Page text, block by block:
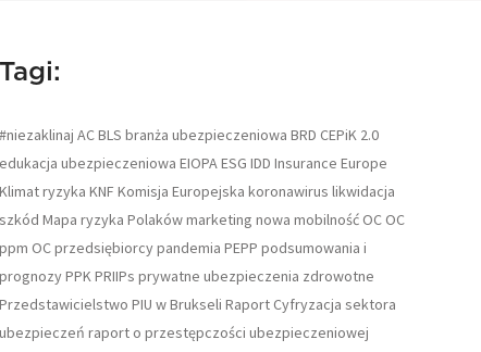
Tagi:
#niezaklinaj ACBLS branża ubezpieczeniowa BRD CEPiK 2.0
edukacja ubezpieczeniowa EIOPAESG IDD Insurance Europe
Klimat ryzyka KNF Komisja Europejska koronawirus likwidacja
szkód Mapa ryzyka Polakówmarketing nowa mobilność OC OC
ppm OC przedsiębiorcypandemia PEPP podsumowania i
prognozyPPKPRIIPs prywatne ubezpieczenia zdrowotne
Przedstawicielstwo PIU w Brukseli Raport Cyfryzacja sektora
ubezpieczeń raport o przestępczości ubezpieczeniowej